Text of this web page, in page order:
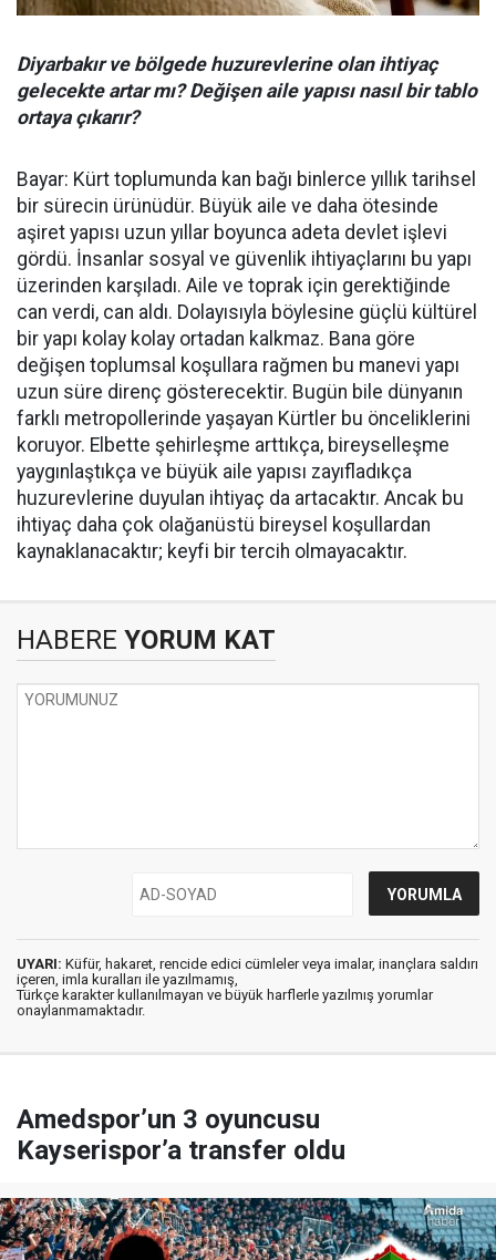
Diyarbakır ve bölgede huzurevlerine olan ihtiyaç
gelecekte artar mı? Değişen aile yapısı nasıl bir tablo
ortaya çıkarır?
Bayar: Kürt toplumunda kan bağı binlerce yıllık tarihsel
bir sürecin ürünüdür. Büyük aile ve daha ötesinde
aşiret yapısı uzun yıllar boyunca adeta devlet işlevi
gördü. İnsanlar sosyal ve güvenlik ihtiyaçlarını bu yapı
üzerinden karşıladı. Aile ve toprak için gerektiğinde
can verdi, can aldı. Dolayısıyla böylesine güçlü kültürel
bir yapı kolay kolay ortadan kalkmaz. Bana göre
değişen toplumsal koşullara rağmen bu manevi yapı
uzun süre direnç gösterecektir. Bugün bile dünyanın
farklı metropollerinde yaşayan Kürtler bu önceliklerini
koruyor. Elbette şehirleşme arttıkça, bireyselleşme
yaygınlaştıkça ve büyük aile yapısı zayıfladıkça
huzurevlerine duyulan ihtiyaç da artacaktır. Ancak bu
ihtiyaç daha çok olağanüstü bireysel koşullardan
kaynaklanacaktır; keyfi bir tercih olmayacaktır.
HABERE YORUM KAT
UYARI: Küfür, hakaret, rencide edici cümleler veya imalar, inançlara saldırı
içeren, imla kuralları ile yazılmamış,
Türkçe karakter kullanılmayan ve büyük harflerle yazılmış yorumlar
onaylanmamaktadır.
Amedspor’un 3 oyuncusu
Kayserispor’a transfer oldu